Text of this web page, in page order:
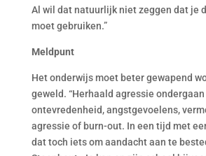
Al wil dat natuurlijk niet zeggen dat je
moet gebruiken.”
Meldpunt
Het onderwijs moet beter gewapend
geweld. “Herhaald agressie
ontevredenheid, angstgevoelens,
agressie of burn-out. In een tijd met
dat toch iets om aandacht aan te